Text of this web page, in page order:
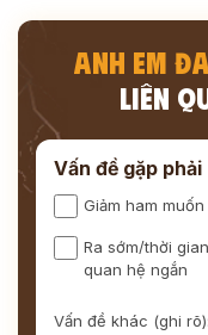
ANH EM
LIÊN
Vấn đề gặp phải
Giảm ham muốn
Ra sớm/thời gian
quan hệ ngắn
Vấn đề khác (ghi rõ):